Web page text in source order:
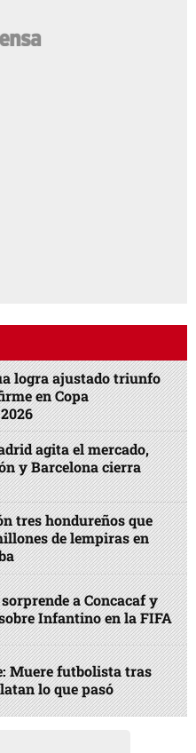
logra ajustado triunfo
en Copa
agita el mercado,
y Barcelona cierra
tres hondureños que
de lempiras en
a Concacaf y
Infantino en la FIFA
Muere futbolista tras
lo que pasó